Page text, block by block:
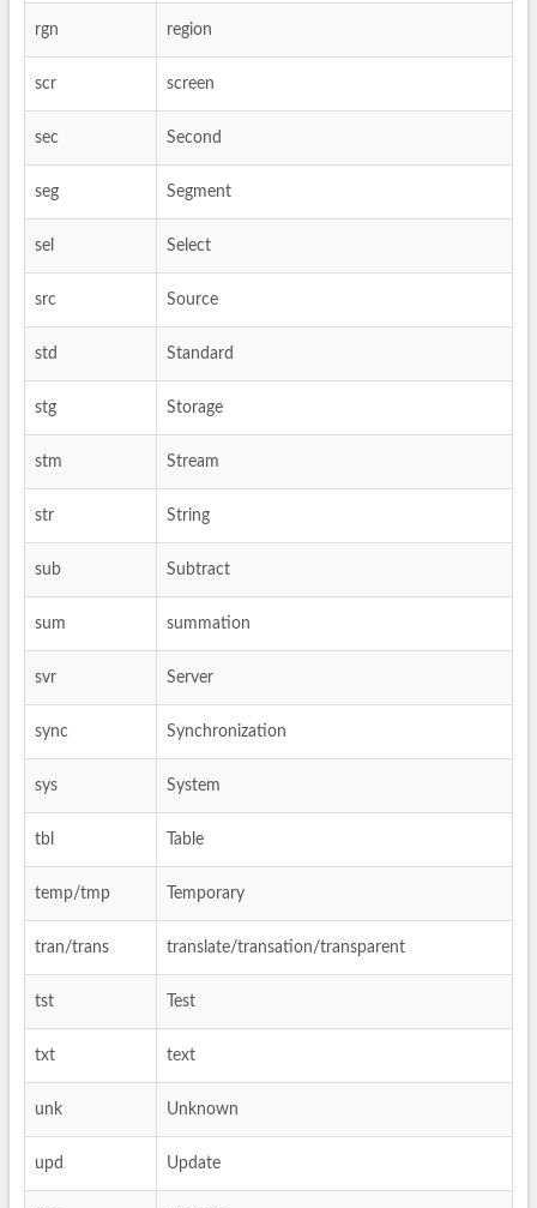
rgn region
scr screen
sec Second
seg Segment
sel Select
src Source
std Standard
stg Storage
stm Stream
str String
sub Subtract
sum summation
svr Server
sync Synchronization
sys System
tbl Table
temp/tmp Temporary
tran/trans translate/transation/transparent
tst Test
txt text
unk Unknown
upd Update